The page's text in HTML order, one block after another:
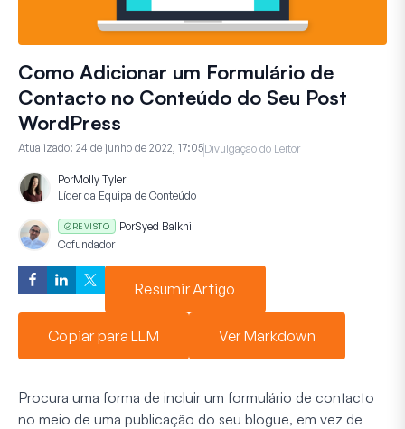
Como Adicionar um Formulário de
Contacto no Conteúdo do Seu Post
WordPress
Atualizado: 24 de junho de 2022, 17:05Divulgação do Leitor
PorMolly Tyler
Líder da Equipa de Conteúdo
REVISTO PorSyed Balkhi
Cofundador
Resumir Artigo
Copiar para LLM Ver Markdown
Procura uma forma de incluir um formulário de contacto
no meio de uma publicação do seu blogue, em vez de